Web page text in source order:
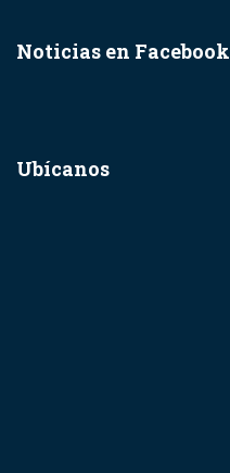
Noticias en Facebook
Ubícanos